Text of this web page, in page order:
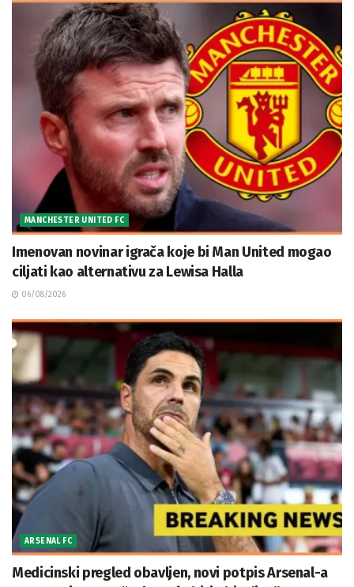
MANCHESTER UNITED FC
Imenovan novinar igrača koje bi Man United mogao
ciljati kao alternativu za Lewisa Halla
06/08/2026
ARSENAL FC
Medicinski pregled obavljen, novi potpis Arsenal-a